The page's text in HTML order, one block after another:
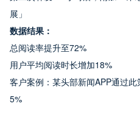
展」
数据结果：
总阅读率提升至72%
用户平均阅读时长增加18%
客户案例：某头部新闻APP通过
5%